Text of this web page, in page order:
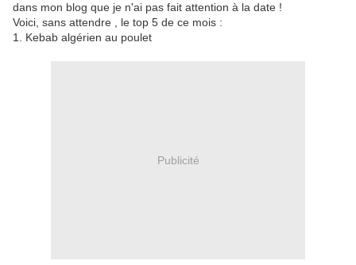
dans mon blog que je n'ai pas fait attention à la date !
Voici, sans attendre , le top 5 de ce mois :
1. Kebab algérien au poulet
Publicité